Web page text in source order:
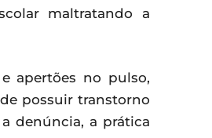
maltratando a
apertões no pulso,
possuir transtorno
denúncia, a prática